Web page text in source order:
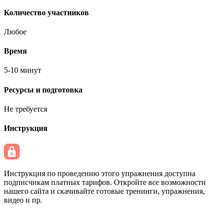
Количество участников
Любое
Время
5-10 минут
Ресурсы и подготовка
Не требуется
Инструкция
Инструкция по проведению этого упражнения доступна
подписчикам платных тарифов. Откройте все возможности
нашего сайта и скачивайте готовые тренинги, упражнения,
видео и пр.